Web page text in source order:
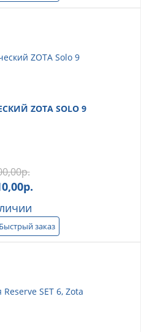
ZOTA SOLO 9
р.
р.
Быстрый заказ